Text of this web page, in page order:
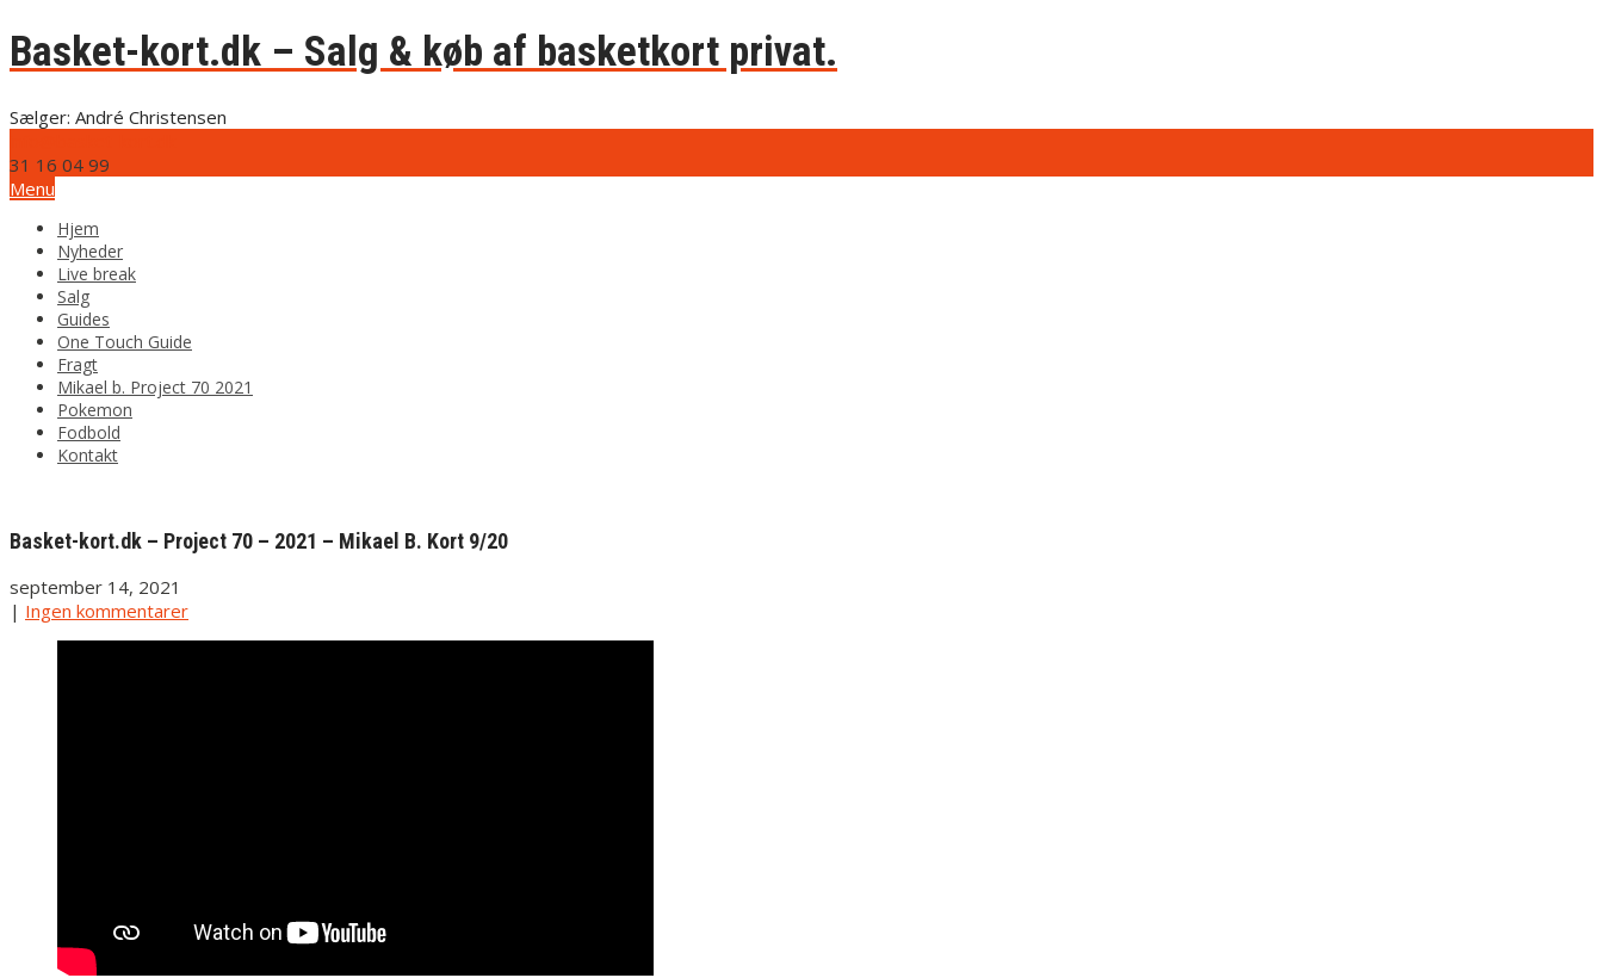
Basket-kort.dk – Salg & køb af basketkort privat.
Sælger: André Christensen
31 16 04 99
Menu
Hjem
Nyheder
Live break
Salg
Guides
One Touch Guide
Fragt
Mikael b. Project 70 2021
Pokemon
Fodbold
Kontakt
Basket-kort.dk – Project 70 – 2021 – Mikael B. Kort 9/20
september 14, 2021
| Ingen kommentarer